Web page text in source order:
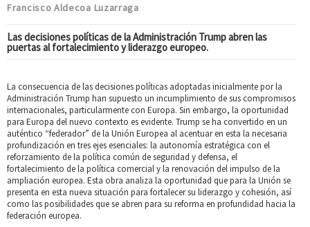
Francisco Aldecoa Luzarraga
Las decisiones políticas de la Administración Trump abren las
puertas al fortalecimiento y liderazgo europeo.
La consecuencia de las decisiones políticas adoptadas inicialmente por la
Administración Trump han supuesto un incumplimiento de sus compromisos
internacionales, particularmente con Europa. Sin embargo, la oportunidad
para Europa del nuevo contexto es evidente. Trump se ha convertido en un
auténtico “federador” de la Unión Europea al acentuar en esta la necesaria
profundización en tres ejes esenciales: la autonomía estratégica con el
reforzamiento de la política común de seguridad y defensa, el
fortalecimiento de la política comercial y la renovación del impulso de la
ampliación europea. Esta obra analiza la oportunidad que para la Unión se
presenta en esta nueva situación para fortalecer su liderazgo y cohesión, así
como las posibilidades que se abren para su reforma en profundidad hacia la
federación europea.